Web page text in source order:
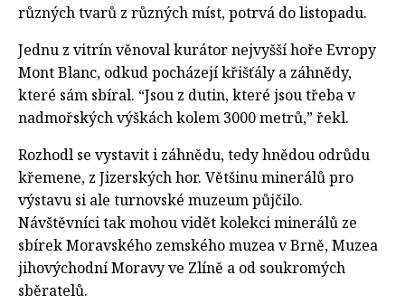
různých tvarů z různých míst, potrvá do listopadu.
Jednu z vitrín věnoval kurátor nejvyšší hoře Evropy
Mont Blanc, odkud pocházejí křišťály a záhnědy,
které sám sbíral. “Jsou z dutin, které jsou třeba v
nadmořských výškách kolem 3000 metrů,” řekl.
Rozhodl se vystavit i záhnědu, tedy hnědou odrůdu
křemene, z Jizerských hor. Většinu minerálů pro
výstavu si ale turnovské muzeum půjčilo.
Návštěvníci tak mohou vidět kolekci minerálů ze
sbírek Moravského zemského muzea v Brně, Muzea
jihovýchodní Moravy ve Zlíně a od soukromých
sběratelů.